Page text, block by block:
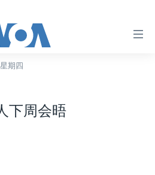
期四
下周会晤